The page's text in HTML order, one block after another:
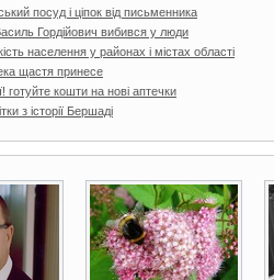
посуд і ціпок від письменника
Гордійович вибився у люди
населення у районах і містах області
щастя принесе
готуйте кошти на нові аптечки
з історії Бершаді
48 фото